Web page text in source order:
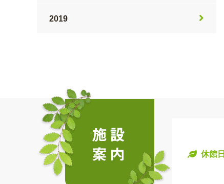
2019
休館日